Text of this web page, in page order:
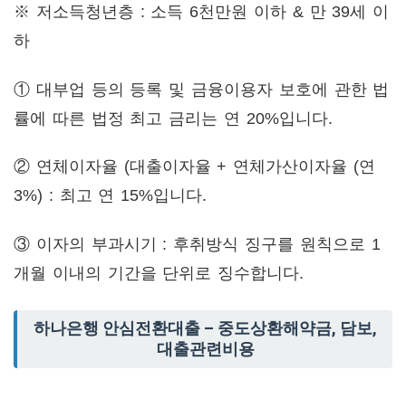
※ 저소득청년층 : 소득 6천만원 이하 & 만 39세 이
하
① 대부업 등의 등록 및 금융이용자 보호에 관한 법
률에 따른 법정 최고 금리는 연 20%입니다.
② 연체이자율 (대출이자율 + 연체가산이자율 (연
3%) : 최고 연 15%입니다.
③ 이자의 부과시기 : 후취방식 징구를 원칙으로 1
개월 이내의 기간을 단위로 징수합니다.
하나은행 안심전환대출 – 중도상환해약금, 담보,
대출관련비용